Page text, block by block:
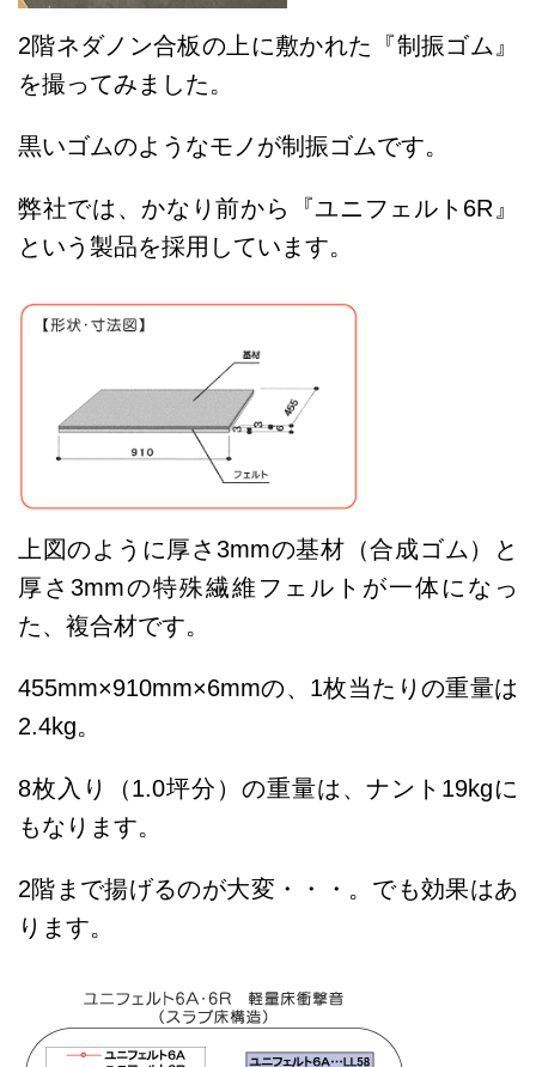
2階ネダノン合板の上に敷かれた『制振ゴム』
を撮ってみました。
黒いゴムのようなモノが制振ゴムです。
弊社では、かなり前から『ユニフェルト6R』
という製品を採用しています。
上図のように厚さ3mmの基材（合成ゴム）と
厚さ3mmの特殊繊維フェルトが一体になっ
た、複合材です。
455mm×910mm×6mmの、1枚当たりの重量は
2.4kg。
8枚入り（1.0坪分）の重量は、ナント19kgに
もなります。
2階まで揚げるのが大変・・・。でも効果はあ
ります。